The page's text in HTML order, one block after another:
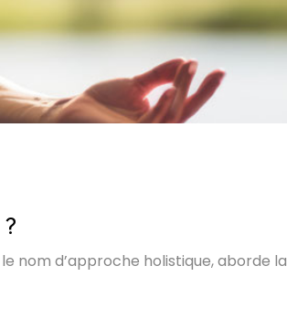
nom d’approche holistique, aborde la